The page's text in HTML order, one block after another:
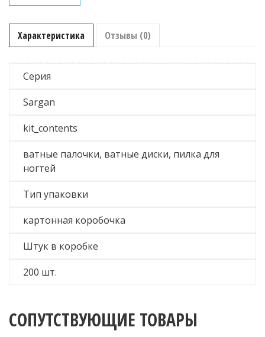
Характеристика Отзывы (0)
Серия
Sargan
kit_contents
ватные палочки, ватные диски, пилка для
ногтей
Тип упаковки
картонная коробочка
Штук в коробке
200 шт.
СОПУТСТВУЮЩИЕ ТОВАРЫ